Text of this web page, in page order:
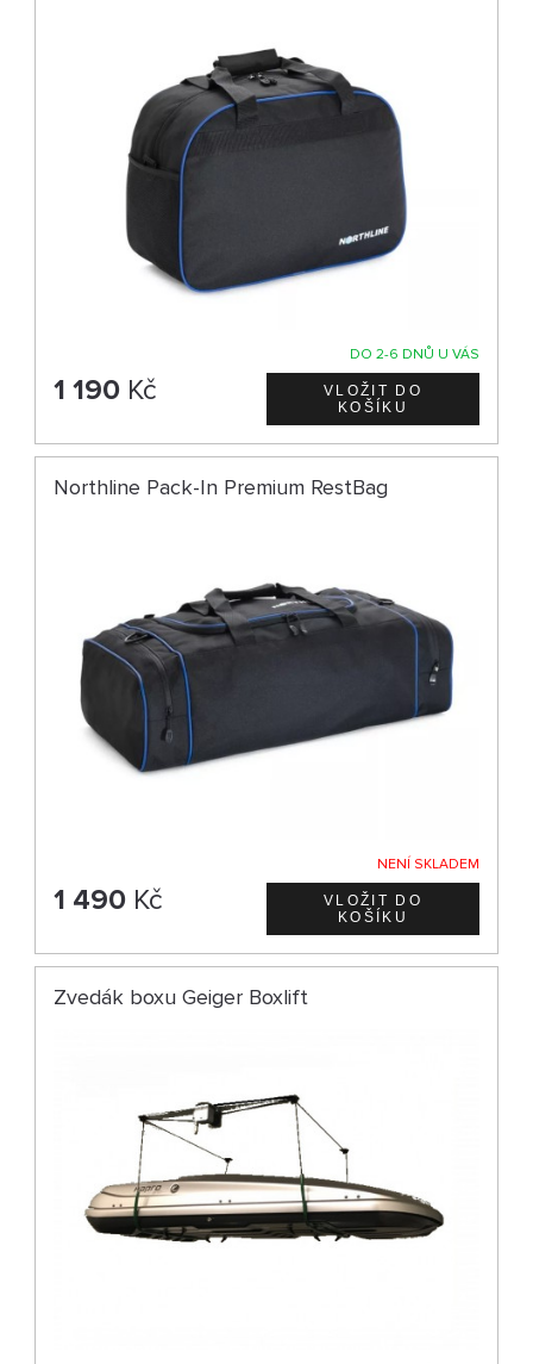
DO 2-6 DNŮ U VÁS
1 190 Kč
Northline Pack-In Premium RestBag
NENÍ SKLADEM
1 490 Kč
Zvedák boxu Geiger Boxlift